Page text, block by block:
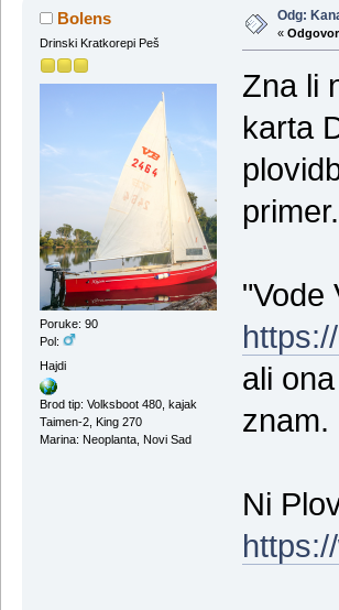
Bolens
Drinski Kratkorepi Peš
Poruke: 90
Pol:
Hajdi
Brod tip: Volksboot 480, kajak
Taimen-2, King 270
Marina: Neoplanta, Novi Sad
Odg:
«
Zna li
karta
primer.
"Vode
ali
znam.
Ni